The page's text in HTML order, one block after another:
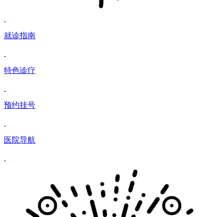
就诊指南
特色诊疗
预约挂号
医院导航